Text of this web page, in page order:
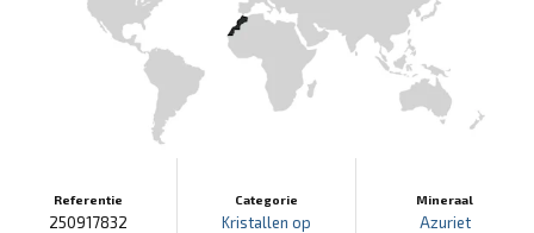
Referentie
250917832
Categorie
Kristallen op
Mineraal
Azuriet